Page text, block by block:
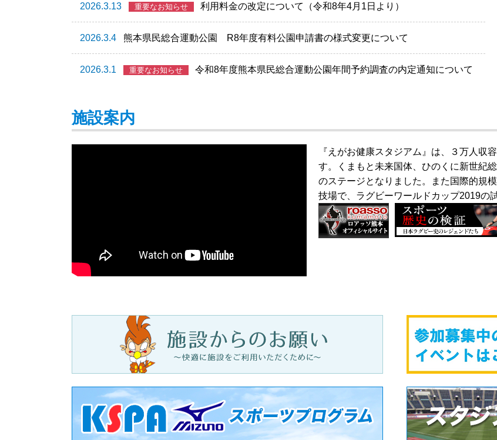
2026.3.13 重要なお知らせ 利用料金の改定について（令和8年4月1日より）
2026.3.4 熊本県民総合運動公園 R8年度有料公園申請書の様式変更について
2026.3.1 重要なお知らせ 令和8年度熊本県民総合運動公園年間予約調査の内定通知について
施設案内
『えがお健康スタジアム』は、３万人収
す。くまもと未来国体、ひのくに新世紀
のステージとなりました。また国際的規
技場で、ラグビーワールドカップ2019の